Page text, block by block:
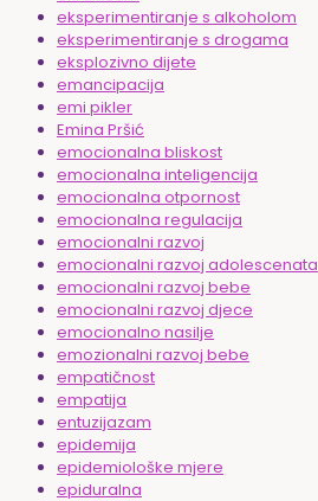
eksperimentiranje s alkoholom
eksperimentiranje s drogama
eksplozivno dijete
emancipacija
emi pikler
Emina Pršić
emocionalna bliskost
emocionalna inteligencija
emocionalna otpornost
emocionalna regulacija
emocionalni razvoj
emocionalni razvoj adolescenata
emocionalni razvoj bebe
emocionalni razvoj djece
emocionalno nasilje
emozionalni razvoj bebe
empatičnost
empatija
entuzijazam
epidemija
epidemiološke mjere
epiduralna